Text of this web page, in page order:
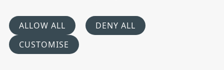
ALLOW ALL
DENY ALL
CUSTOMISE